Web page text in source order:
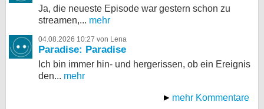
Ja, die neueste Episode war gestern schon zu
streamen,... mehr
04.08.2026 10:27 von Lena
Paradise: Paradise
Ich bin immer hin- und hergerissen, ob ein Ereignis
den... mehr
mehr Kommentare